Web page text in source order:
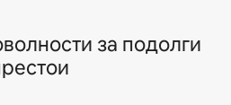
за подолги